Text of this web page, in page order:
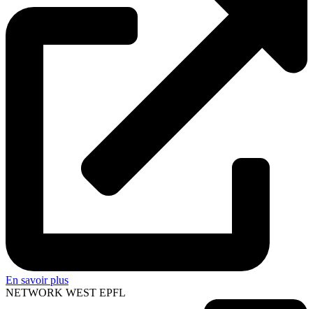
En savoir plus
NETWORK WEST EPFL